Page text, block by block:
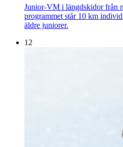
Junior-VM i längdskidor från
programmet står 10 km
äldre juniorer.
12